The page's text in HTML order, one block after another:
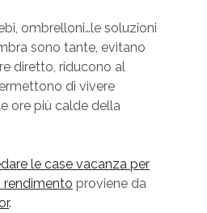
ombrelloni…le soluzioni
sono tante, evitano
diretto, riducono al
di vivere
ore più calde della
le case vacanza per
rendimento proviene da
.